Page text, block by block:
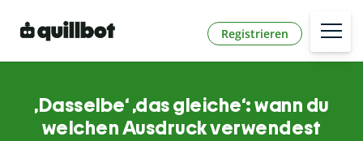
Registrieren
‚Dasselbe‘ ‚das gleiche‘: wann du
welchen Ausdruck verwendest